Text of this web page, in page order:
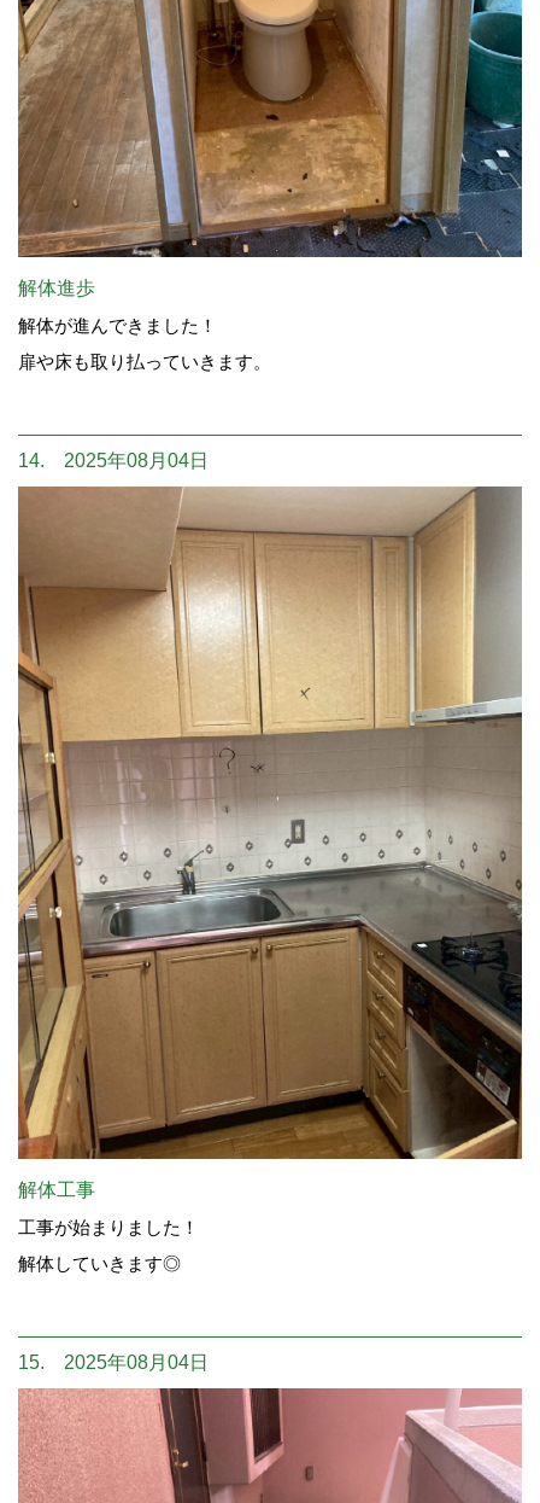
解体進歩
解体が進んできました！
扉や床も取り払っていきます。
14. 2025年08月04日
解体工事
工事が始まりました！
解体していきます◎
15. 2025年08月04日